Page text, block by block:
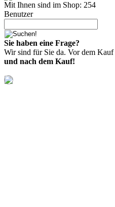
Mit Ihnen sind im Shop: 254
Benutzer
Sie haben eine Frage?
Wir sind für Sie da. Vor dem Kauf
und nach dem Kauf!